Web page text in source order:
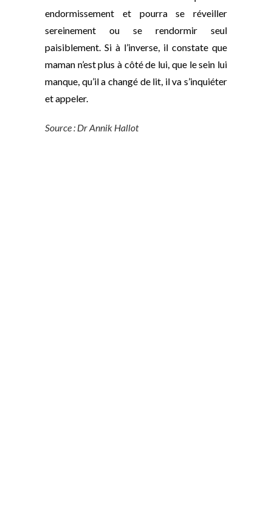
endormissement et pourra se réveiller
sereinement ou se rendormir seul
paisiblement. Si à l’inverse, il constate que
maman n’est plus à côté de lui, que le sein lui
manque, qu’il a changé de lit, il va s’inquiéter
et appeler.
Source : Dr Annik Hallot